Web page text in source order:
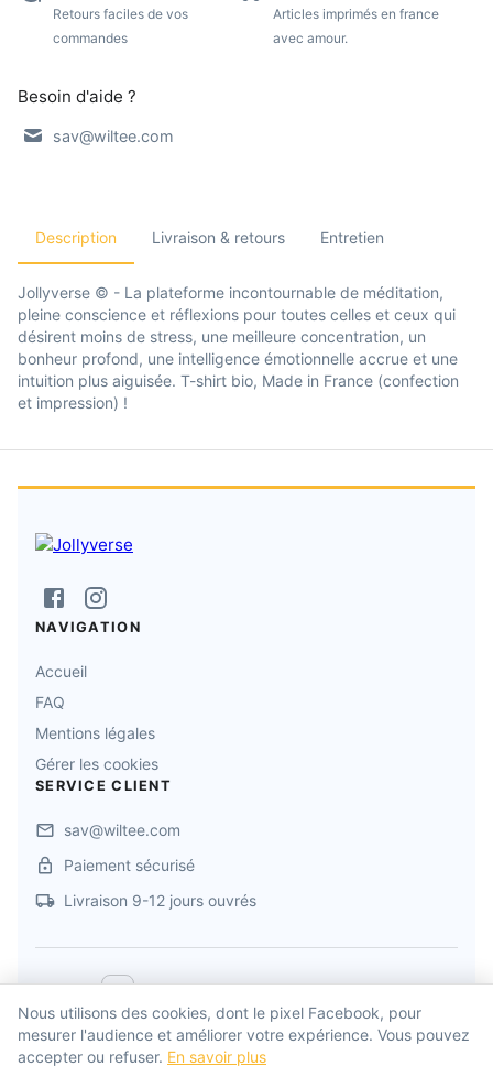
Retours faciles de vos
commandes
Articles imprimés en france
avec amour.
Besoin d'aide ?
sav@wiltee.com
Description Livraison & retours Entretien
Jollyverse © - La plateforme incontournable de méditation,
pleine conscience et réflexions pour toutes celles et ceux qui
désirent moins de stress, une meilleure concentration, un
bonheur profond, une intelligence émotionnelle accrue et une
intuition plus aiguisée. T-shirt bio, Made in France (confection
et impression) !
NAVIGATION
Accueil
FAQ
Mentions légales
Gérer les cookies
SERVICE CLIENT
sav@wiltee.com
Paiement sécurisé
Livraison 9-12 jours ouvrés
Propulsé par Wiltee
Développé par Drylead Agency
Nous utilisons des cookies, dont le pixel Facebook, pour
mesurer l'audience et améliorer votre expérience. Vous pouvez
accepter ou refuser. En savoir plus